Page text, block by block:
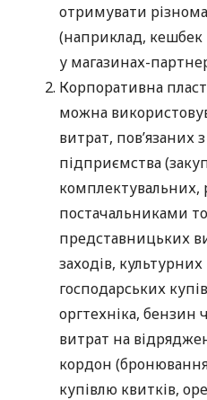
отримувати
(наприклад, кешбек
у магазинах-
Корпоративна
можна
витрат, пов’язаних
підприємства
комплектувальних,
постачальниками
представницьких
заходів,
господарських
оргтехніка, бензин
витрат на
кордон
купівлю квитків,